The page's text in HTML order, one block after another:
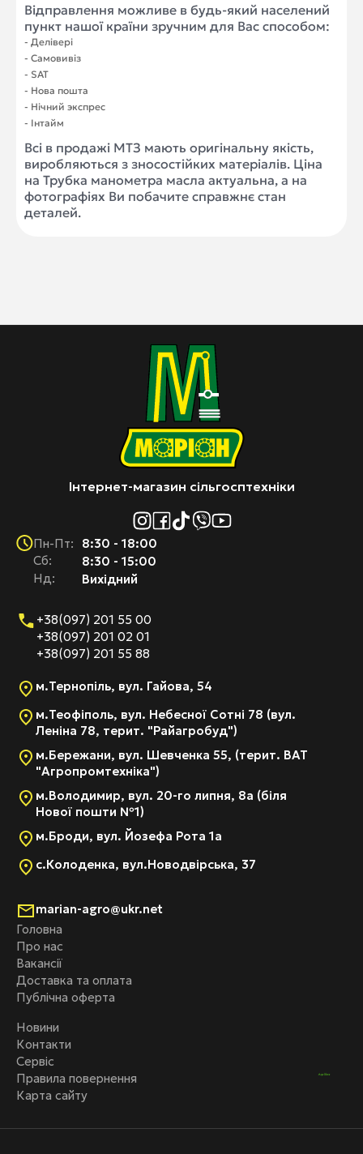
Відправлення можливе в будь-який населений
пункт нашої країни зручним для Вас способом:
- Делівері
- Самовивіз
- SAT
- Нова пошта
- Нічний экспрес
- Інтайм
Всі в продажі МТЗ мають оригінальну якість,
виробляються з зносостійких матеріалів. Ціна
на Трубка манометра масла актуальна, а на
фотографіях Ви побачите справжнє стан
деталей.
Інтернет-магазин сільгосптехніки
Головна
Про нас
Вакансії
Доставка та оплата
Публічна оферта
Новини
Контакти
Сервіс
Правила повернення
Карта сайту
Пн-Пт:
Cб:
Нд:
8:30 - 18:00
8:30 - 15:00
Вихідний
+38(097) 201 55 00
+38(097) 201 02 01
+38(097) 201 55 88
м.Тернопіль, вул. Гайова, 54
м.Теофіполь, вул. Небесної Сотні 78 (вул.
Леніна 78, терит. "Райагробуд")
м.Бережани, вул. Шевченка 55, (терит. ВАТ
"Агропромтехніка")
м.Володимир, вул. 20-го липня, 8а (біля
Нової пошти №1)
м.Броди, вул. Йозефа Рота 1а
с.Колоденка, вул.Новодвірська, 37
marian-agro@ukr.net